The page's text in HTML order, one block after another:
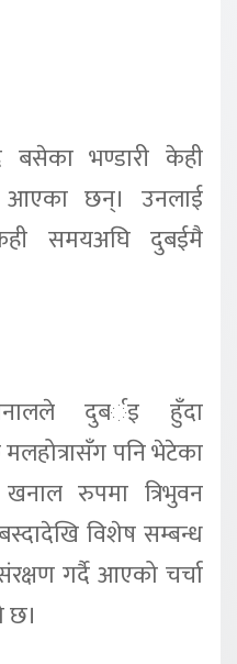
बसेका भण्डारी केही
छन्। उनलाई
समयअघि दुबईमै
दुबर्इ हुँदा
मलहोत्रासँग पनि भेटेका
खनाल रुपमा त्रिभुवन
बस्दादेखि विशेष सम्बन्ध
गर्दै आएको चर्चा